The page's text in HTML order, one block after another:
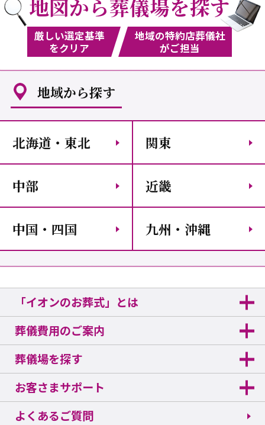
地図から葬儀場を探す
厳しい選定基準
をクリア
地域の特約店葬儀社
がご担当
地域から探す
北海道・東北 関東
中部 近畿
中国・四国 九州・沖縄
「イオンのお葬式」とは
葬儀費用のご案内
葬儀場を探す
お客さまサポート
よくあるご質問